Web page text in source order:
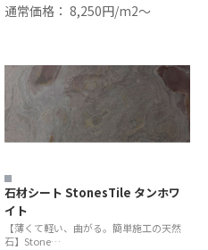
通常価格： 8,250円/m2〜
石材シート StonesTile タンホワ
イト
【薄くて軽い、曲がる。簡単施工の天然
石】Stone…